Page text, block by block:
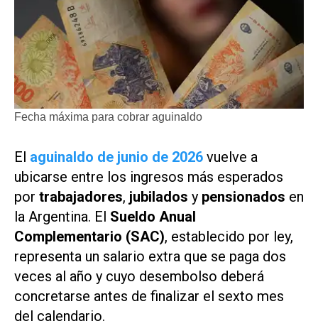
Fecha máxima para cobrar aguinaldo
El aguinaldo de junio de 2026 vuelve a
ubicarse entre los ingresos más esperados
por trabajadores, jubilados y pensionados en
la Argentina. El Sueldo Anual
Complementario (SAC), establecido por ley,
representa un salario extra que se paga dos
veces al año y cuyo desembolso deberá
concretarse antes de finalizar el sexto mes
del calendario.